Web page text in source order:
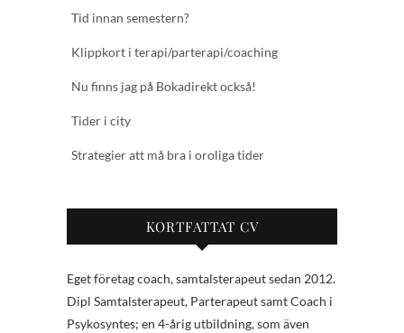
Tid innan semestern?
Klippkort i terapi/parterapi/coaching
Nu finns jag på Bokadirekt också!
Tider i city
Strategier att må bra i oroliga tider
KORTFATTAT CV
Eget företag coach, samtalsterapeut sedan 2012.
Dipl Samtalsterapeut, Parterapeut samt Coach i
Psykosyntes; en 4-årig utbildning, som även